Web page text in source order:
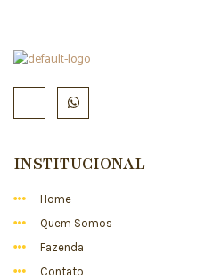
INSTITUCIONAL
Home
Quem Somos
Fazenda
Contato